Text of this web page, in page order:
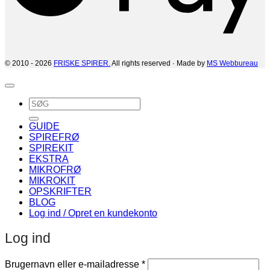
© 2010 - 2026 FRISKE SPIRER.All rights reserved · Made by MS Webbureau
Søg
efter:
GUIDE
SPIREFRØ
SPIREKIT
EKSTRA
MIKROFRØ
MIKROKIT
OPSKRIFTER
BLOG
Log ind / Opret en kundekonto
Log ind
Brugernavn eller e-mailadresse *Påkrævet